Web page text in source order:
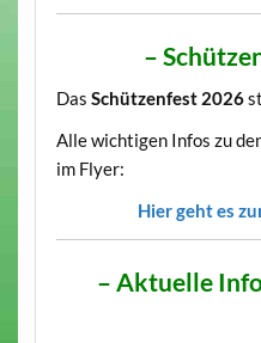
–
Das Schützenfest 2026
Alle wichtigen Infos zu
im Flyer:
Hier geht es
– Aktuelle